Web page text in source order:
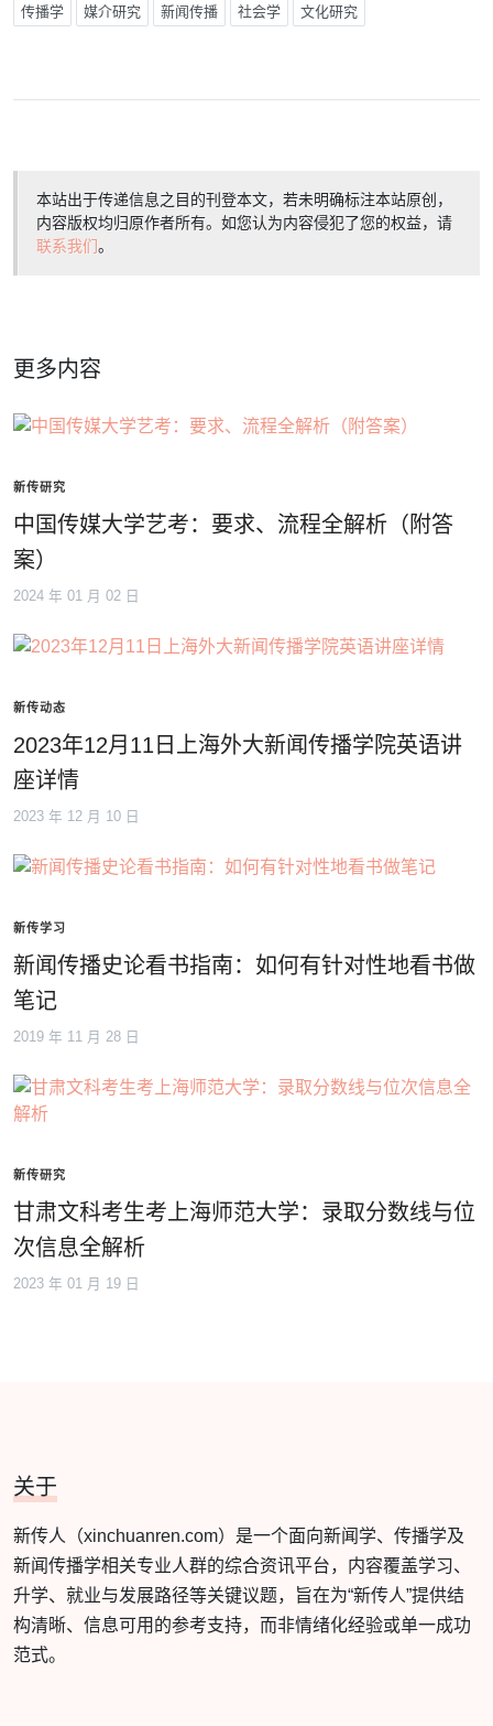
传播学 媒介研究 新闻传播 社会学 文化研究
本站出于传递信息之目的刊登本文，若未明确标注本站原创，
内容版权均归原作者所有。如您认为内容侵犯了您的权益，请
联系我们。
更多内容
新传研究
中国传媒大学艺考：要求、流程全解析（附答
案）
2024 年 01 月 02 日
新传动态
2023年12月11日上海外大新闻传播学院英语讲
座详情
2023 年 12 月 10 日
新传学习
新闻传播史论看书指南：如何有针对性地看书做
笔记
2019 年 11 月 28 日
新传研究
甘肃文科考生考上海师范大学：录取分数线与位
次信息全解析
2023 年 01 月 19 日
关于
新传人（xinchuanren.com）是一个面向新闻学、传播学及
新闻传播学相关专业人群的综合资讯平台，内容覆盖学习、
升学、就业与发展路径等关键议题，旨在为“新传人”提供结
构清晰、信息可用的参考支持，而非情绪化经验或单一成功
范式。